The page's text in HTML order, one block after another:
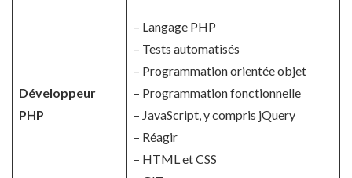
Développeur
PHP
– Langage PHP
– Tests automatisés
– Programmation orientée objet
– Programmation fonctionnelle
– JavaScript, y compris jQuery
– Réagir
– HTML et CSS